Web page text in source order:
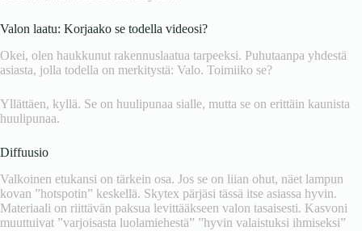
Valon laatu: Korjaako se todella videosi?
Okei, olen haukkunut rakennuslaatua tarpeeksi. Puhutaanpa yhdestä
asiasta, jolla todella on merkitystä: Valo. Toimiiko se?
Yllättäen, kyllä. Se on huulipunaa sialle, mutta se on erittäin kaunista
huulipunaa.
Diffuusio
Valkoinen etukansi on tärkein osa. Jos se on liian ohut, näet lampun
kovan ”hotspotin” keskellä. Skytex pärjäsi tässä itse asiassa hyvin.
Materiaali on riittävän paksua levittääkseen valon tasaisesti. Kasvoni
muuttuivat ”varjoisasta luolamiehestä” ”hyvin valaistuksi ihmiseksi”